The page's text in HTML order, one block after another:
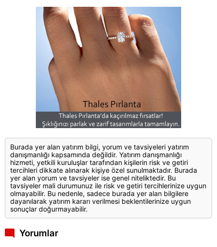
Burada yer alan yatırım bilgi, yorum ve tavsiyeleri yatırım
danışmanlığı kapsamında değildir. Yatırım danışmanlığı
hizmeti, yetkili kuruluşlar tarafından kişilerin risk ve getiri
tercihleri dikkate alınarak kişiye özel sunulmaktadır. Burada
yer alan yorum ve tavsiyeler ise genel niteliktedir. Bu
tavsiyeler mali durumunuz ile risk ve getiri tercihlerinize uygun
olmayabilir. Bu nedenle, sadece burada yer alan bilgilere
dayanılarak yatırım kararı verilmesi beklentilerinize uygun
sonuçlar doğurmayabilir.
Yorumlar